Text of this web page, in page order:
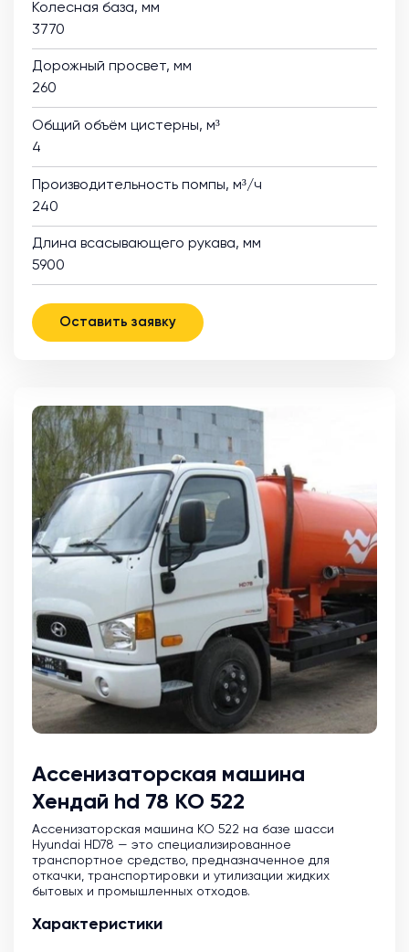
Колесная база, мм
3770
Дорожный просвет, мм
260
Общий объём цистерны, м³
4
Производительность помпы, м³/ч
240
Длина всасывающего рукава, мм
5900
Оставить заявку
Ассенизаторская машина
Хендай hd 78 КО 522
Ассенизаторская машина KO 522 на базе шасси
Hyundai HD78 — это специализированное
транспортное средство, предназначенное для
откачки, транспортировки и утилизации жидких
бытовых и промышленных отходов.
Характеристики